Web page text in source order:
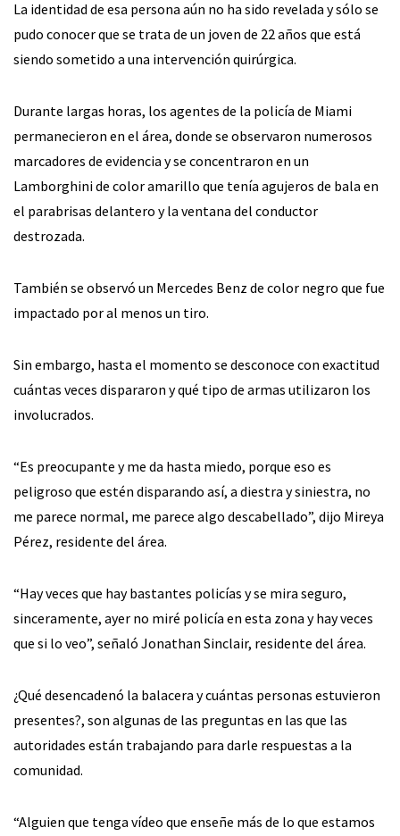
La identidad de esa persona aún no ha sido revelada y sólo se
pudo conocer que se trata de un joven de 22 años que está
siendo sometido a una intervención quirúrgica.
Durante largas horas, los agentes de la policía de Miami
permanecieron en el área, donde se observaron numerosos
marcadores de evidencia y se concentraron en un
Lamborghini de color amarillo que tenía agujeros de bala en
el parabrisas delantero y la ventana del conductor
destrozada.
También se observó un Mercedes Benz de color negro que fue
impactado por al menos un tiro.
Sin embargo, hasta el momento se desconoce con exactitud
cuántas veces dispararon y qué tipo de armas utilizaron los
involucrados.
“Es preocupante y me da hasta miedo, porque eso es
peligroso que estén disparando así, a diestra y siniestra, no
me parece normal, me parece algo descabellado”, dijo Mireya
Pérez, residente del área.
“Hay veces que hay bastantes policías y se mira seguro,
sinceramente, ayer no miré policía en esta zona y hay veces
que si lo veo”, señaló Jonathan Sinclair, residente del área.
¿Qué desencadenó la balacera y cuántas personas estuvieron
presentes?, son algunas de las preguntas en las que las
autoridades están trabajando para darle respuestas a la
comunidad.
“Alguien que tenga vídeo que enseñe más de lo que estamos